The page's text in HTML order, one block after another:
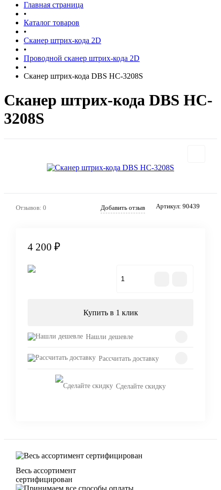
Главная страница
•
Каталог товаров
•
Сканер штрих-кода 2D
•
Проводной сканер штрих-кода 2D
•
Сканер штрих-кода DBS HC-3208S
Сканер штрих-кода DBS HC-
3208S
Отзывов: 0 Добавить отзыв Артикул: 90439
4 200 ₽
Купить в 1 клик
Нашли дешевле
Рассчитать доставку
Сделайте скидку
Весь ассортимент
сертифицирован